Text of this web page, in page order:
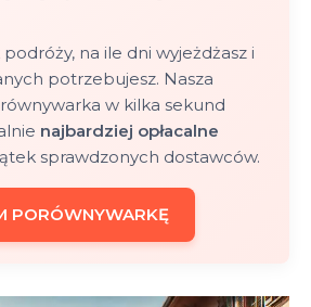
na ile dni wyjeżdżasz i
potrzebujesz. Nasza
w kilka sekund
najbardziej opłacalne
sprawdzonych dostawców.
PORÓWNYWARKĘ